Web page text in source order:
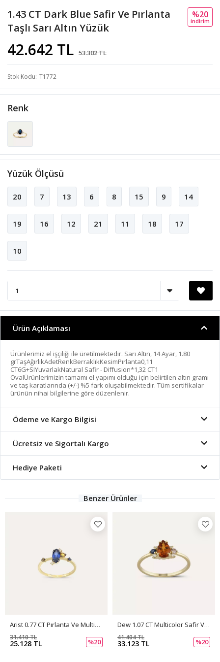
1.43 CT Dark Blue Safir Ve Pırlanta
Taşlı Sarı Altın Yüzük
42.642 TL 53.302 TL
%20
i̇ndi̇ri̇m
Stok Kodu T1772
Renk
Yüzük Ölçüsü
20 7 13 6 8 15 9 14
19 16 12 21 11 18 17
10
Ürün Açıklaması
Ürünlerimiz el işçiliği ile üretilmektedir. Sarı Altın, 14 Ayar, 1.80
grTaşAğırlıkAdetRenkBerraklıkKesimPırlanta0,11
CT6G+SIYuvarlakNatural Safir - Diffusion*1,32 CT1
OvalÜrünlerimizin tamamı el yapımı olduğu için belirtilen altın gramı
ve taş karatlarında (+/-) %5 fark oluşabilmektedir. Tüm sertifikalar
ürünün nihai bilgilerine göre düzenlenir.
Ödeme ve Kargo Bilgisi
Ücretsiz ve Sigortalı Kargo
Hediye Paketi
Benzer Ürünler
Arist 0.77 CT Pırlanta Ve Multicolor Safir Taşlı Sarı Altın Yüzük
25.128 TL
31.410 TL
%20
Dew 1.07 CT Multicolor Safir Ve Pırlanta Taşlı Sarı Altın Yüzük
33.123 TL
41.404 TL
%20